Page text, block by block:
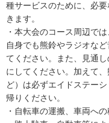
種サービスのために、必
きます。
・本大会のコース周辺で
自身でも熊鈴やラジオな
てください。また、見通
にしてください。加えて
ど）は必ずエイドステー
帰りください。
・自転車の運搬、車両へ